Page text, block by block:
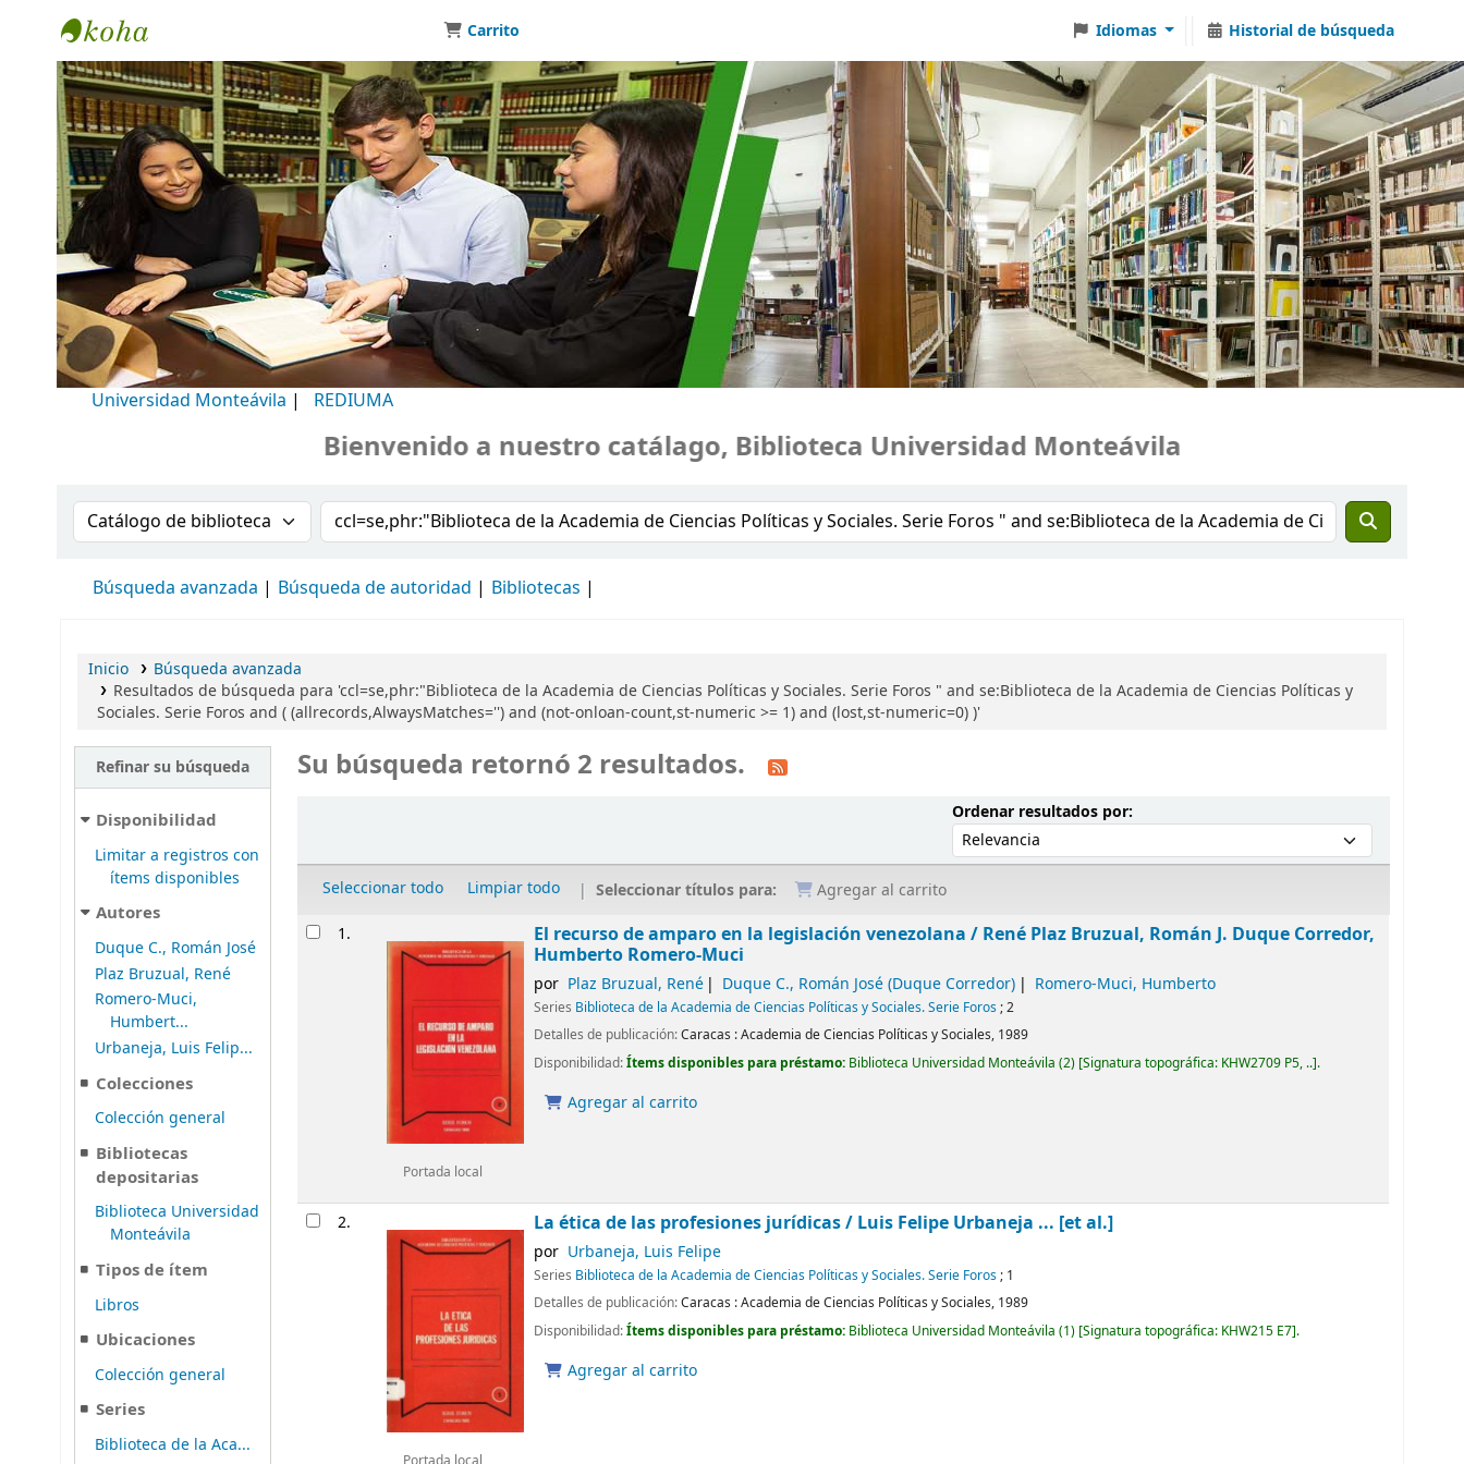
Biblioteca Universidad Monteávila
Carrito Idiomas Historial de búsqueda
Universidad Monteávila | REDIUMA
Bienvenido a nuestro catálago, Biblioteca Universidad Monteávila
Buscar en el catálogo por:Buscar en el catálogo
Búsqueda avanzada Búsqueda de autoridad Bibliotecas
Inicio
Búsqueda avanzada
Resultados de búsqueda para 'ccl=se,phr:"Biblioteca de la Academia de Ciencias Políticas y Sociales. Serie Foros " and se:Biblioteca de la Academia de Ciencias Políticas y
Sociales. Serie Foros and ( (allrecords,AlwaysMatches='') and (not-onloan-count,st-numeric >= 1) and (lost,st-numeric=0) )'
Refinar su búsqueda
Disponibilidad
Limitar a registros con
ítems disponibles
Autores
Duque C., Román José
Plaz Bruzual, René
Romero-Muci,
Humbert...
Urbaneja, Luis Felip...
Colecciones
Colección general
Bibliotecas
depositarias
Biblioteca Universidad
Monteávila
Tipos de ítem
Libros
Ubicaciones
Colección general
Series
Biblioteca de la Aca...
Su búsqueda retornó 2 resultados.
Ordenar resultados por:Ordenar por:
Seleccionar todo Limpiar todo Seleccionar títulos para: Agregar al carrito
Resultados
1.
Portada local
El recurso de amparo en la legislación venezolana / René Plaz Bruzual, Román J. Duque Corredor,
Humberto Romero-Muci
por Plaz Bruzual, René Duque C., Román José (Duque Corredor) Romero-Muci, Humberto
Series Biblioteca de la Academia de Ciencias Políticas y Sociales. Serie Foros; 2
Detalles de publicación:Caracas :Academia de Ciencias Políticas y Sociales, 1989
Disponibilidad:Ítems disponibles para préstamo: Biblioteca Universidad Monteávila (2) Signatura topográfica: KHW2709 P5, .. .
Agregar al carrito
2. La ética de las profesiones jurídicas / Luis Felipe Urbaneja ... [et al.]
por Urbaneja, Luis Felipe
Series Biblioteca de la Academia de Ciencias Políticas y Sociales. Serie Foros; 1
Detalles de publicación:Caracas :Academia de Ciencias Políticas y Sociales, 1989
Disponibilidad:Ítems disponibles para préstamo: Biblioteca Universidad Monteávila (1) Signatura topográfica: KHW215 E7 .
Agregar al carrito